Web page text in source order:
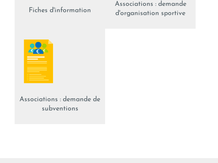
Fiches d'information
Associations : demande
d'organisation sportive
Associations : demande de
subventions